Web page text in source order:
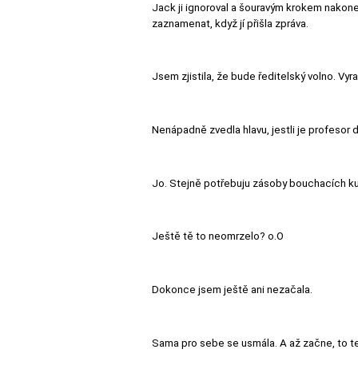
Jack ji ignoroval a šouravým krokem
zaznamenat, když jí přišla zpráva.
Jsem zjistila, že bude ředitelský volno.
Nenápadně zvedla hlavu, jestli je profesor
Jo. Stejně potřebuju zásoby bouchacích
Ještě tě to neomrzelo? o.O
Dokonce jsem ještě ani nezačala.
Sama pro sebe se usmála. A až začne, to